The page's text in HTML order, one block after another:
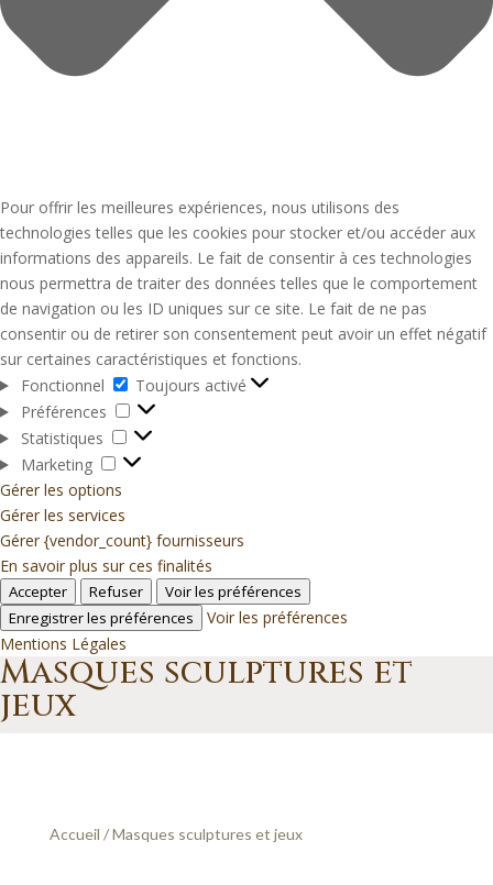
Pour offrir les meilleures expériences, nous utilisons des
technologies telles que les cookies pour stocker et/ou accéder aux
informations des appareils. Le fait de consentir à ces technologies
nous permettra de traiter des données telles que le comportement
de navigation ou les ID uniques sur ce site. Le fait de ne pas
consentir ou de retirer son consentement peut avoir un effet négatif
sur certaines caractéristiques et fonctions.
Fonctionnel
Fonctionnel
Toujours activé
Préférences
Préférences
Statistiques
Statistiques
Marketing
Marketing
Gérer les options
Gérer les services
Gérer {vendor_count} fournisseurs
En savoir plus sur ces finalités
Accepter Refuser
Voir les préférences
Enregistrer les préférences
Voir les préférences
Mentions Légales
Masques sculptures et
jeux
Accueil / Masques sculptures et jeux